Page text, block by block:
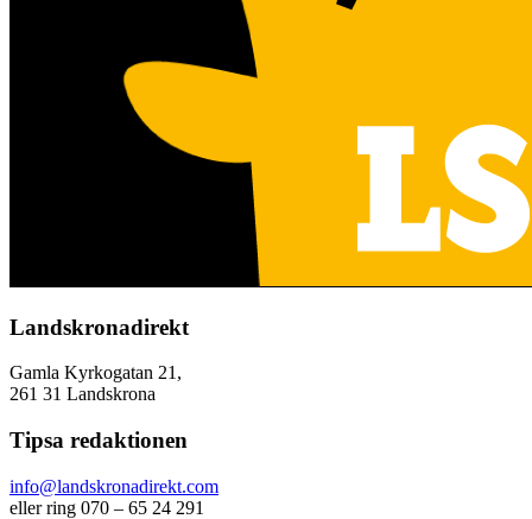
Landskronadirekt
Gamla Kyrkogatan 21,
261 31 Landskrona
Tipsa redaktionen
info@landskronadirekt.com
eller ring 070 – 65 24 291